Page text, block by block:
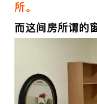
所。
而这间房所谓的